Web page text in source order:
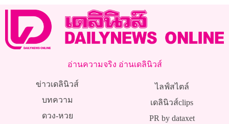
อ่านความจริง อ่านเดลินิวส์
ข่าวเดลินิวส์
บทความ
ดวง-หวย
ไลฟ์สไตล์
เดลินิวส์clips
PR by dataxet